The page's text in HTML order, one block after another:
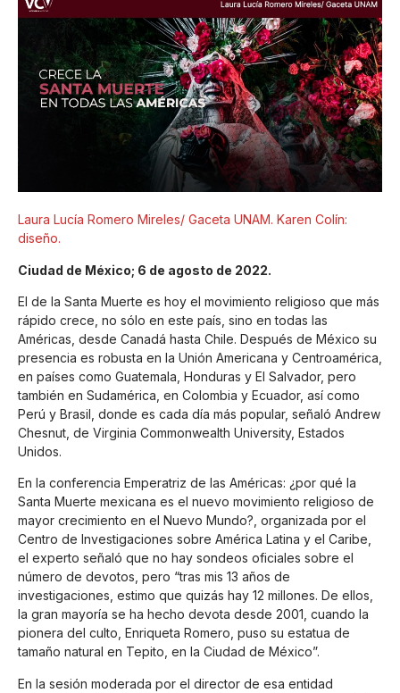
Laura Lucía Romero Mireles/ Gaceta UNAM. Karen Colín:
diseño.
Ciudad de México; 6 de agosto de 2022.
El de la Santa Muerte es hoy el movimiento religioso que más
rápido crece, no sólo en este país, sino en todas las
Américas, desde Canadá hasta Chile. Después de México su
presencia es robusta en la Unión Americana y Centroamérica,
en países como Guatemala, Honduras y El Salvador, pero
también en Sudamérica, en Colombia y Ecuador, así como
Perú y Brasil, donde es cada día más popular, señaló Andrew
Chesnut, de Virginia Commonwealth University, Estados
Unidos.
En la conferencia Emperatriz de las Américas: ¿por qué la
Santa Muerte mexicana es el nuevo movimiento religioso de
mayor crecimiento en el Nuevo Mundo?, organizada por el
Centro de Investigaciones sobre América Latina y el Caribe,
el experto señaló que no hay sondeos oficiales sobre el
número de devotos, pero “tras mis 13 años de
investigaciones, estimo que quizás hay 12 millones. De ellos,
la gran mayoría se ha hecho devota desde 2001, cuando la
pionera del culto, Enriqueta Romero, puso su estatua de
tamaño natural en Tepito, en la Ciudad de México”.
En la sesión moderada por el director de esa entidad